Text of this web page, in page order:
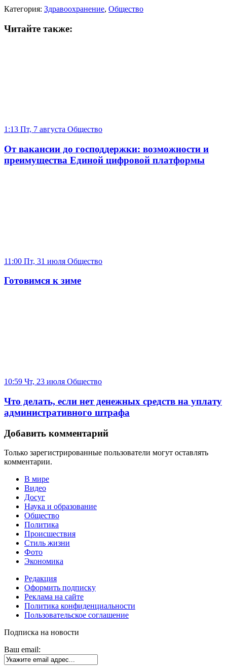
Категория: Здравоохранение, Общество
Читайте также:
1:13 Пт, 7 августа Общество
От вакансии до господдержки: возможности и
преимущества Единой цифровой платформы
11:00 Пт, 31 июля Общество
Готовимся к зиме
10:59 Чт, 23 июля Общество
Что делать, если нет денежных средств на уплату
административного штрафа
Добавить комментарий
Только зарегистрированные пользователи могут оставлять
комментарии.
В мире
Видео
Досуг
Наука и образование
Общество
Политика
Происшествия
Стиль жизни
Фото
Экономика
Редакция
Оформить подписку
Реклама на сайте
Политика конфиденциальности
Пользовательское соглашение
Подписка на новости
Ваш email: